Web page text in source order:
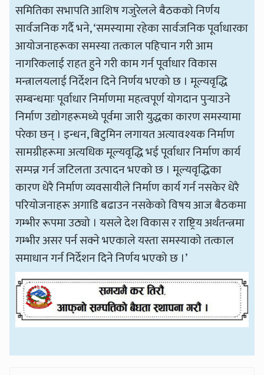
समितिका सभापति आशिष गजुरेलले बैठकको निर्णय
सार्वजनिक गर्दै भने, ‘समस्यामा रहेका सार्वजनिक पूर्वाधारका
आयोजनाहरूका समस्या तत्काल पहिचान गरी आम
नागरिकलाई राहत हुने गरी काम गर्न पूर्वाधार विकास
मन्त्रालयलाई निर्देशन दिने निर्णय भएको छ । मूल्यवृद्धि
सम्बन्धमाः पूर्वाधार निर्माणमा महत्वपूर्ण योगदान पुर्‍याउने
निर्माण उद्योगहरूमध्ये पूर्वमा जारी युद्धका कारण समस्यामा
परेका छन् । इन्धन, बिटुमिन लगायत अत्यावश्यक निर्माण
सामग्रीहरूमा अत्यधिक मूल्यवृद्धि भई पूर्वाधार निर्माण कार्य
सम्पन्न गर्न जटिलता उत्पादन भएको छ । मूल्यवृद्धिका
कारण धेरै निर्माण व्यवसायीले निर्माण कार्य गर्न नसकेर धेरै
परियोजनाहरू अगाडि बढाउन नसकेको विषय आज बैठकमा
गम्भीर रूपमा उठ्यो । यसले देश विकास र राष्ट्रिय अर्थतन्त्रमा
गम्भीर असर पर्न सक्ने भएकाले यस्ता समस्याको तत्काल
समाधान गर्न निर्देशन दिने निर्णय भएको छ ।’